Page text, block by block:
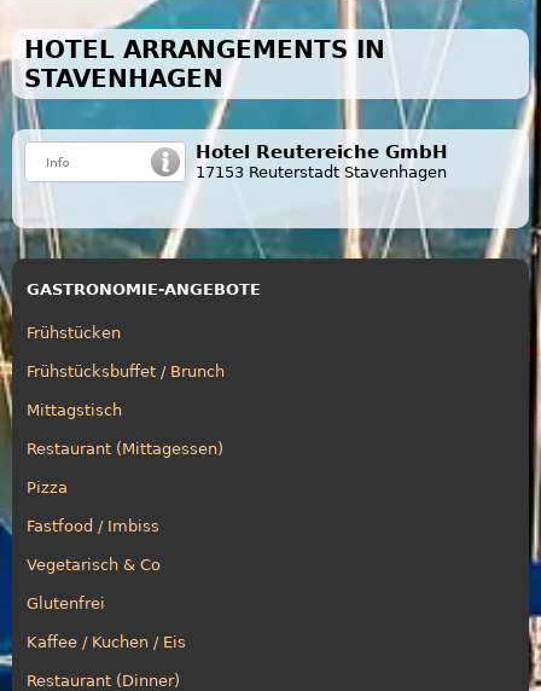
HOTEL ARRANGEMENTS IN
STAVENHAGEN
Hotel Reutereiche GmbH
17153 Reuterstadt Stavenhagen
GASTRONOMIE-ANGEBOTE
Frühstücken
Frühstücksbuffet / Brunch
Mittagstisch
Restaurant (Mittagessen)
Pizza
Fastfood / Imbiss
Vegetarisch & Co
Glutenfrei
Kaffee / Kuchen / Eis
Restaurant (Dinner)